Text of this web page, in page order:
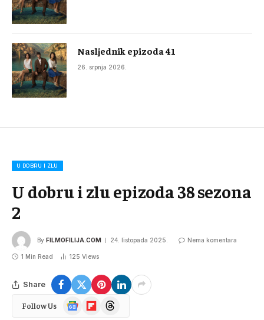
Nasljednik epizoda 41
26. srpnja 2026.
U DOBRU I ZLU
U dobru i zlu epizoda 38 sezona
2
By FILMOFILIJA.COM 24. listopada 2025. Nema komentara
1 Min Read 125 Views
Share
Follow Us
Google
News
FlipboardThreads